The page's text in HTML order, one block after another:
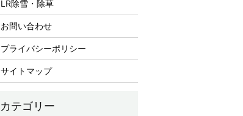
LR除雪・除草
お問い合わせ
プライバシーポリシー
サイトマップ